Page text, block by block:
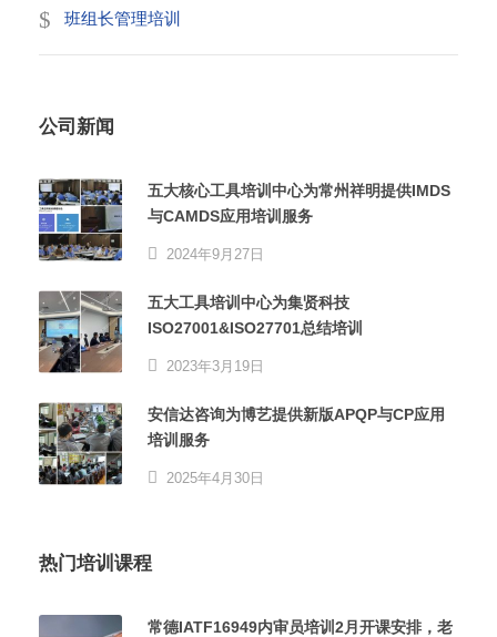
班组长管理培训
公司新闻
五大核心工具培训中心为常州祥明提供IMDS
与CAMDS应用培训服务
2024年9月27日
五大工具培训中心为集贤科技
ISO27001&ISO27701总结培训
2023年3月19日
安信达咨询为博艺提供新版APQP与CP应用
培训服务
2025年4月30日
热门培训课程
常德IATF16949内审员培训2月开课安排，老